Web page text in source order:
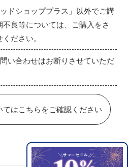
ドショッププラス」以外でご購
良等については、ご購入をさ
ださい。
い合わせはお断りさせていただ
はこちらをご確認ください